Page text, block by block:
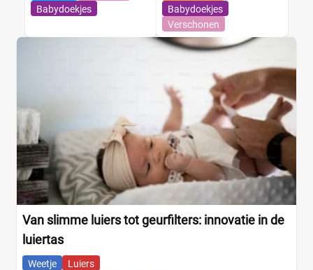
Babydoekjes
Babydoekjes
Verschonen
Van slimme luiers tot geurfilters: innovatie in de
luiertas
Weetje Luiers